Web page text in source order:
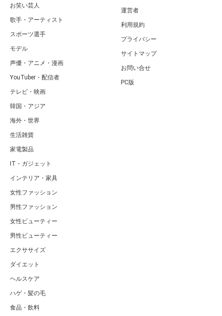
お笑い芸人
歌手・アーティスト
スポーツ選手
モデル
声優・アニメ・漫画
YouTuber・配信者
テレビ・映画
韓国・アジア
海外・世界
生活雑貨
家電製品
IT・ガジェット
インテリア・家具
女性ファッション
男性ファッション
女性ビューティー
男性ビューティー
エクササイズ
ダイエット
ヘルスケア
ハゲ・髪の毛
食品・飲料
運営者
利用規約
プライバシー
サイトマップ
お問い合せ
PC版